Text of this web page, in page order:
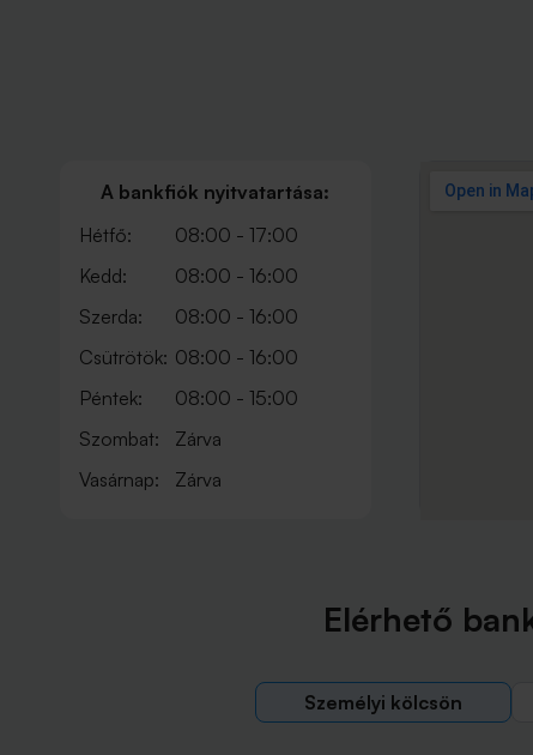
A bankfiók nyitvatartása:
Hétfő:
08:00 - 17:00
Kedd:
08:00 - 16:00
Szerda:
08:00 - 16:00
Csütrötök: 08:00 - 16:00
Péntek:
08:00 - 15:00
Szombat:
Zárva
Vasárnap:
Zárva
Elérhető
Személyi kölcsön